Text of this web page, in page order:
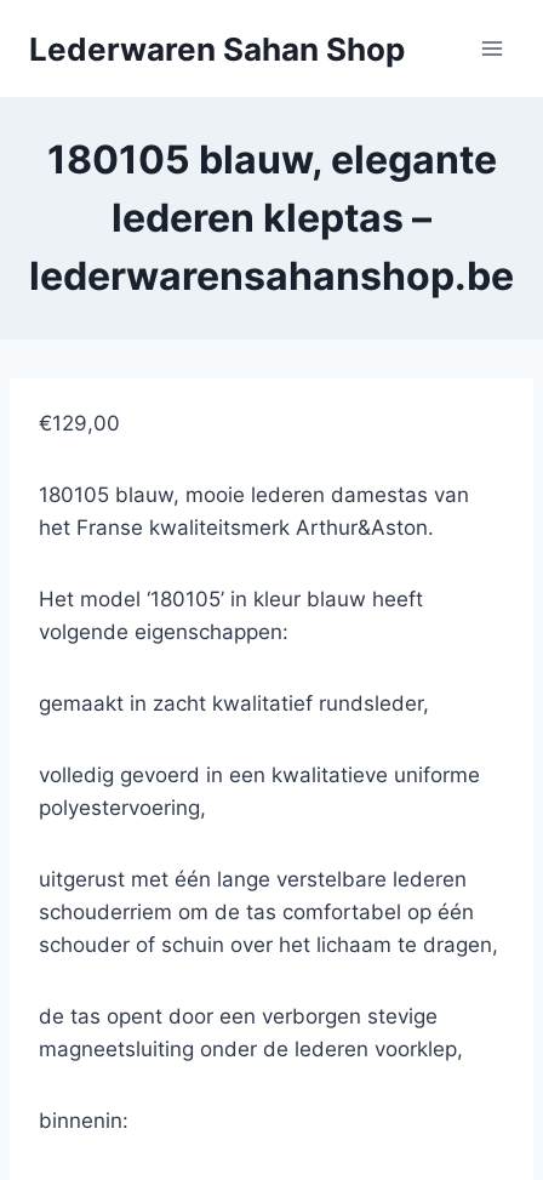
Lederwaren Sahan Shop
180105 blauw, elegante
lederen kleptas –
lederwarensahanshop.be
€129,00
180105 blauw, mooie lederen damestas van
het Franse kwaliteitsmerk Arthur&Aston.
Het model ‘180105’ in kleur blauw heeft
volgende eigenschappen:
gemaakt in zacht kwalitatief rundsleder,
volledig gevoerd in een kwalitatieve uniforme
polyestervoering,
uitgerust met één lange verstelbare lederen
schouderriem om de tas comfortabel op één
schouder of schuin over het lichaam te dragen,
de tas opent door een verborgen stevige
magneetsluiting onder de lederen voorklep,
binnenin: